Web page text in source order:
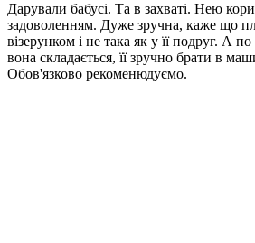
Дарували бабусі. Та в захваті. Нею
задоволенням. Дуже зручна, каже що
візерунком і не така як у її подруг. А
вона складається, її зручно брати в
Обов'язково рекоменюдуємо.